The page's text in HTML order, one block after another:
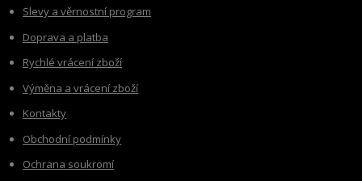
Slevy a věrnostní program
Doprava a platba
Rychlé vrácení zboží
Výměna a vrácení zboží
Kontakty
Obchodní podmínky
Ochrana soukromí